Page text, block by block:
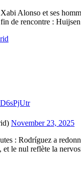
Alonso et ses
de rencontre :
November 23, 2025
: Rodrí­guez a
et le nul reflète la